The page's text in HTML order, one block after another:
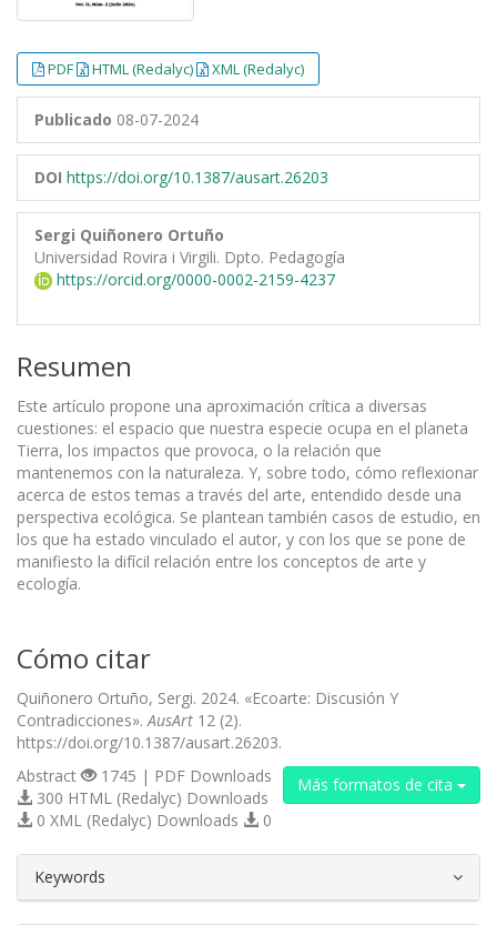
PDF HTML (Redalyc) XML (Redalyc)
Publicado 08-07-2024
DOI https://doi.org/10.1387/ausart.26203
Sergi Quiñonero Ortuño
Universidad Rovira i Virgili. Dpto. Pedagogía
https://orcid.org/0000-0002-2159-4237
Resumen
Este artículo propone una aproximación crítica a diversas
cuestiones: el espacio que nuestra especie ocupa en el planeta
Tierra, los impactos que provoca, o la relación que
mantenemos con la naturaleza. Y, sobre todo, cómo reflexionar
acerca de estos temas a través del arte, entendido desde una
perspectiva ecológica. Se plantean también casos de estudio, en
los que ha estado vinculado el autor, y con los que se pone de
manifiesto la difícil relación entre los conceptos de arte y
ecología.
Cómo citar
Quiñonero Ortuño, Sergi. 2024. «Ecoarte: Discusión Y
Contradicciones».AusArt 12 (2).
https://doi.org/10.1387/ausart.26203.
Más formatos de cita
Abstract
1745 | PDF Downloads
300 HTML (Redalyc) Downloads
0 XML (Redalyc) Downloads
0
Keywords